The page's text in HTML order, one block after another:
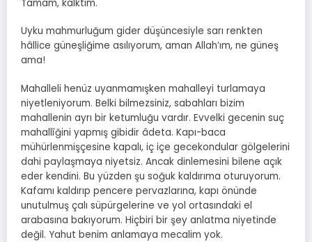
Tamam, kalktım.
Uyku mahmurluğum gider düşüncesiyle sarı renkten
hâllice güneşliğime asılıyorum, aman Allah’ım, ne güneş
ama!
Mahalleli henüz uyanmamışken mahalleyi turlamaya
niyetleniyorum. Belki bilmezsiniz, sabahları bizim
mahallenin ayrı bir ketumluğu vardır. Evvelki gecenin suç
mahallîğini yapmış gibidir âdeta. Kapı-baca
mühürlenmişçesine kapalı, iç içe gecekondular gölgelerini
dahi paylaşmaya niyetsiz. Ancak dinlemesini bilene açık
eder kendini. Bu yüzden şu soğuk kaldırıma oturuyorum.
Kafamı kaldırıp pencere pervazlarına, kapı önünde
unutulmuş çalı süpürgelerine ve yol ortasındaki el
arabasına bakıyorum. Hiçbiri bir şey anlatma niyetinde
değil. Yahut benim anlamaya mecalim yok.